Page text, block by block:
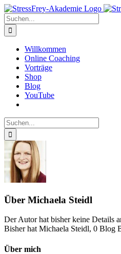
Zum
Inhalt
springen
Suche
nach:
Willkommen
Online Coaching
Vorträge
Shop
Blog
YouTube
Suche
nach:
Über Michaela Steidl
Der Autor hat bisher keine Details
Bisher hat Michaela Steidl, 0 Blog
Über mich